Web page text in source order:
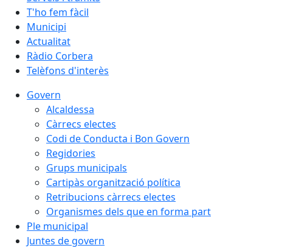
T'ho fem fàcil
Municipi
Actualitat
Ràdio Corbera
Telèfons d'interès
Govern
Alcaldessa
Càrrecs electes
Codi de Conducta i Bon Govern
Regidories
Grups municipals
Cartipàs organització política
Retribucions càrrecs electes
Organismes dels que en forma part
Ple municipal
Juntes de govern